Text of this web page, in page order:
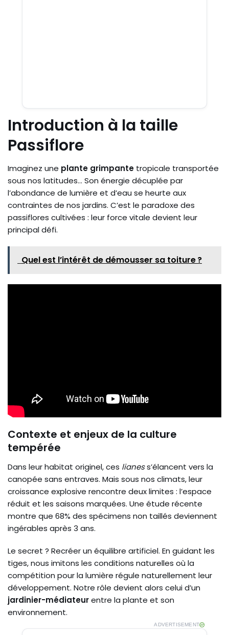
Introduction à la taille
Passiflore
Imaginez une plante grimpante tropicale transportée
sous nos latitudes… Son énergie décuplée par
l’abondance de lumière et d’eau se heurte aux
contraintes de nos jardins. C’est le paradoxe des
passiflores cultivées : leur force vitale devient leur
principal défi.
Quel est l’intérêt de démousser sa toiture ?
Contexte et enjeux de la culture
tempérée
Dans leur habitat originel, ces lianess’élancent vers la
canopée sans entraves. Mais sous nos climats, leur
croissance explosive rencontre deux limites : l’espace
réduit et les saisons marquées. Une étude récente
montre que 68% des spécimens non taillés deviennent
ingérables après 3 ans.
Le secret ? Recréer un équilibre artificiel. En guidant les
tiges, nous imitons les conditions naturelles où la
compétition pour la lumière régule naturellement leur
développement. Notre rôle devient alors celui d’un
jardinier-médiateurentre la plante et son
environnement.
ADVERTISEMENT